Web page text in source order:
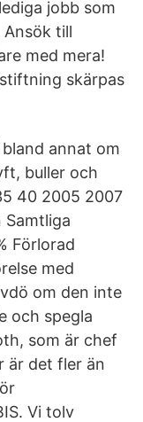
jobb som
till
med mera!
skärpas
annat om
buller och
40 2005 2007
Samtliga
Förlorad
med
om den inte
och spegla
som är chef
är det fler än
Vi tolv